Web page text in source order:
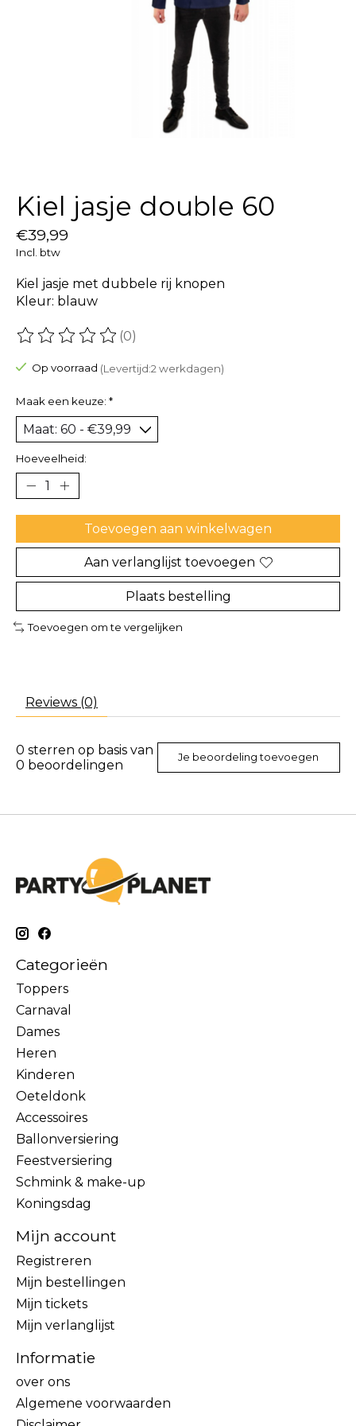
Kiel jasje double 60
€39,99
Incl. btw
Kiel jasje met dubbele rij knopen
Kleur: blauw
De beoordeling van dit product is
(0)
Op voorraad (Levertijd:2 werkdagen)
Maak een keuze: *
Hoeveelheid:
Toevoegen aan winkelwagen
Aan verlanglijst toevoegen
Plaats bestelling
Toevoegen om te vergelijken
Reviews (0)
0 sterren op basis van
0 beoordelingen Je beoordeling toevoegen
Categorieën
Toppers
Carnaval
Dames
Heren
Kinderen
Oeteldonk
Accessoires
Ballonversiering
Feestversiering
Schmink & make-up
Koningsdag
Mijn account
Registreren
Mijn bestellingen
Mijn tickets
Mijn verlanglijst
Informatie
over ons
Algemene voorwaarden